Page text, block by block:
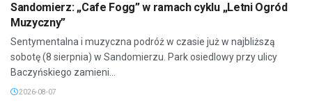
Sandomierz: „Cafe Fogg” w ramach cyklu „Letni Ogród
Muzyczny”
Sentymentalna i muzyczna podróż w czasie już w najbliższą
sobotę (8 sierpnia) w Sandomierzu. Park osiedlowy przy ulicy
Baczyńskiego zamieni...
2026-08-07